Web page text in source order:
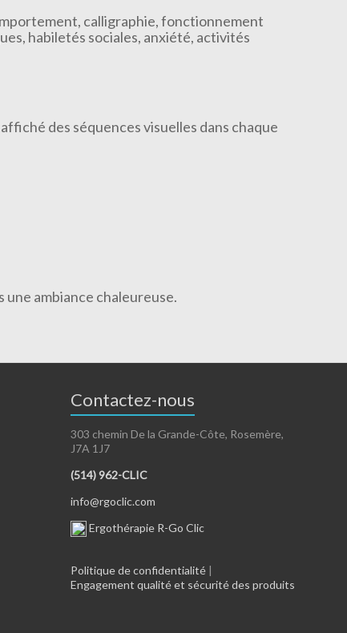
calligraphie, fonctionnement
habiletés sociales, anxiété, activités
des séquences visuelles dans chaque
une ambiance chaleureuse.
Contactez-nous
303 chemin De la Grande-Côte, Rosemère,
J7A 1J7
(514) 962-CLIC
info@rgoclic.com
Ergothérapie R-Go Clic
Politique de confidentialité |
Engagement qualité et sécurité des produits